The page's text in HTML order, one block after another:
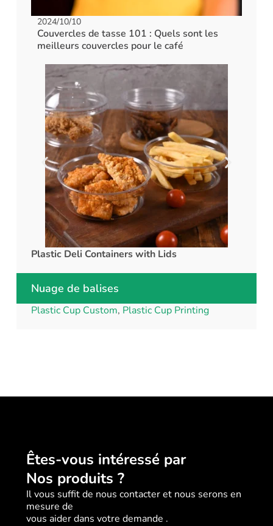
2024/10/10
Couvercles de tasse 101 : Quels sont les
meilleurs couvercles pour le café
Plastic Deli Containers with Lids
Nuage de balises
Plastic Cup Custom, Plastic Cup Printing
Êtes-vous intéressé par
Nos produits ?
Il vous suffit de nous contacter et nous serons en
mesure de
vous aider dans votre demande .